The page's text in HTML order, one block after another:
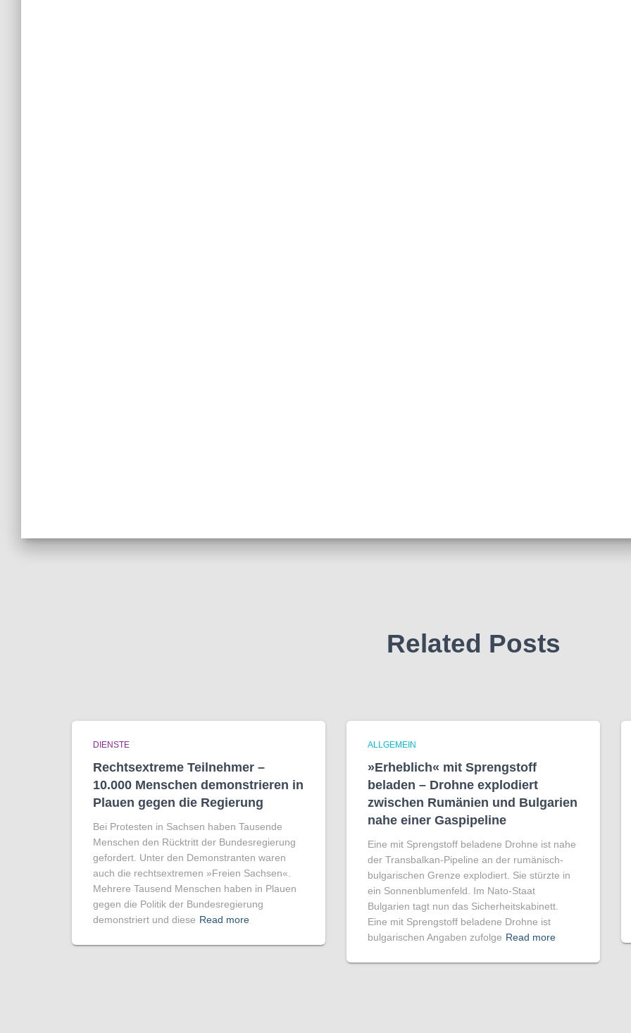
Related Posts
DIENSTE
Rechtsextreme Teilnehmer –
10.000 Menschen demonstrieren in
Plauen gegen die Regierung
Bei Protesten in Sachsen haben Tausende
Menschen den Rücktritt der Bundesregierung
gefordert. Unter den Demonstranten waren
auch die rechtsextremen »Freien Sachsen«.
Mehrere Tausend Menschen haben in Plauen
gegen die Politik der Bundesregierung
demonstriert und diese Read more
ALLGEMEIN
»Erheblich« mit Sprengstoff
beladen – Drohne explodiert
zwischen Rumänien und Bulgarien
nahe einer Gaspipeline
Eine mit Sprengstoff beladene Drohne ist nahe
der Transbalkan-Pipeline an der rumänisch-
bulgarischen Grenze explodiert. Sie stürzte in
ein Sonnenblumenfeld. Im Nato-Staat
Bulgarien tagt nun das Sicherheitskabinett.
Eine mit Sprengstoff beladene Drohne ist
bulgarischen Angaben zufolge Read more